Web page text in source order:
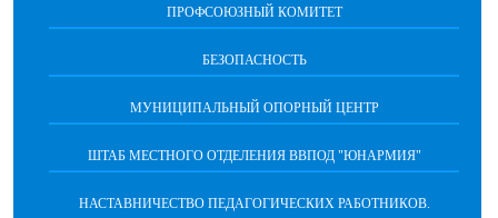
ПРОФСОЮЗНЫЙ КОМИТЕТ
БЕЗОПАСНОСТЬ
МУНИЦИПАЛЬНЫЙ ОПОРНЫЙ ЦЕНТР
ШТАБ МЕСТНОГО ОТДЕЛЕНИЯ ВВПОД "ЮНАРМИЯ"
НАСТАВНИЧЕСТВО ПЕДАГОГИЧЕСКИХ РАБОТНИКОВ.